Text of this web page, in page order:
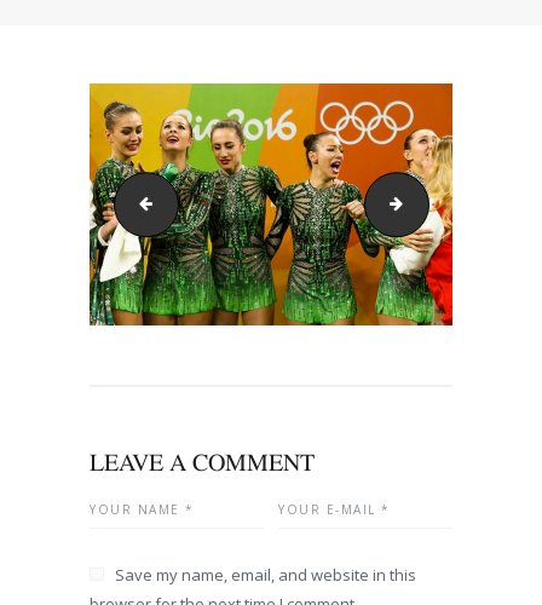
Ансамбъл Художествена Гимнастика Ансамбъл
LEAVE A COMMENT
Save my name, email, and website in this